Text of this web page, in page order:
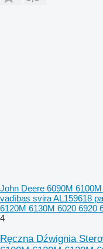
John Deere 6090M
vadības svira AL159618
6120M 6130M 6020 6920
4
Ręczna Dźwignia